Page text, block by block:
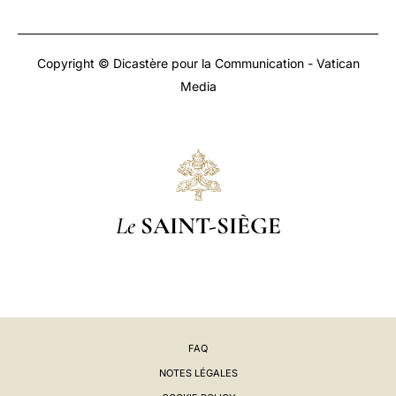
Copyright © Dicastère pour la Communication - Vatican
Media
Le SAINT-SIÈGE
FAQ
NOTES LÉGALES